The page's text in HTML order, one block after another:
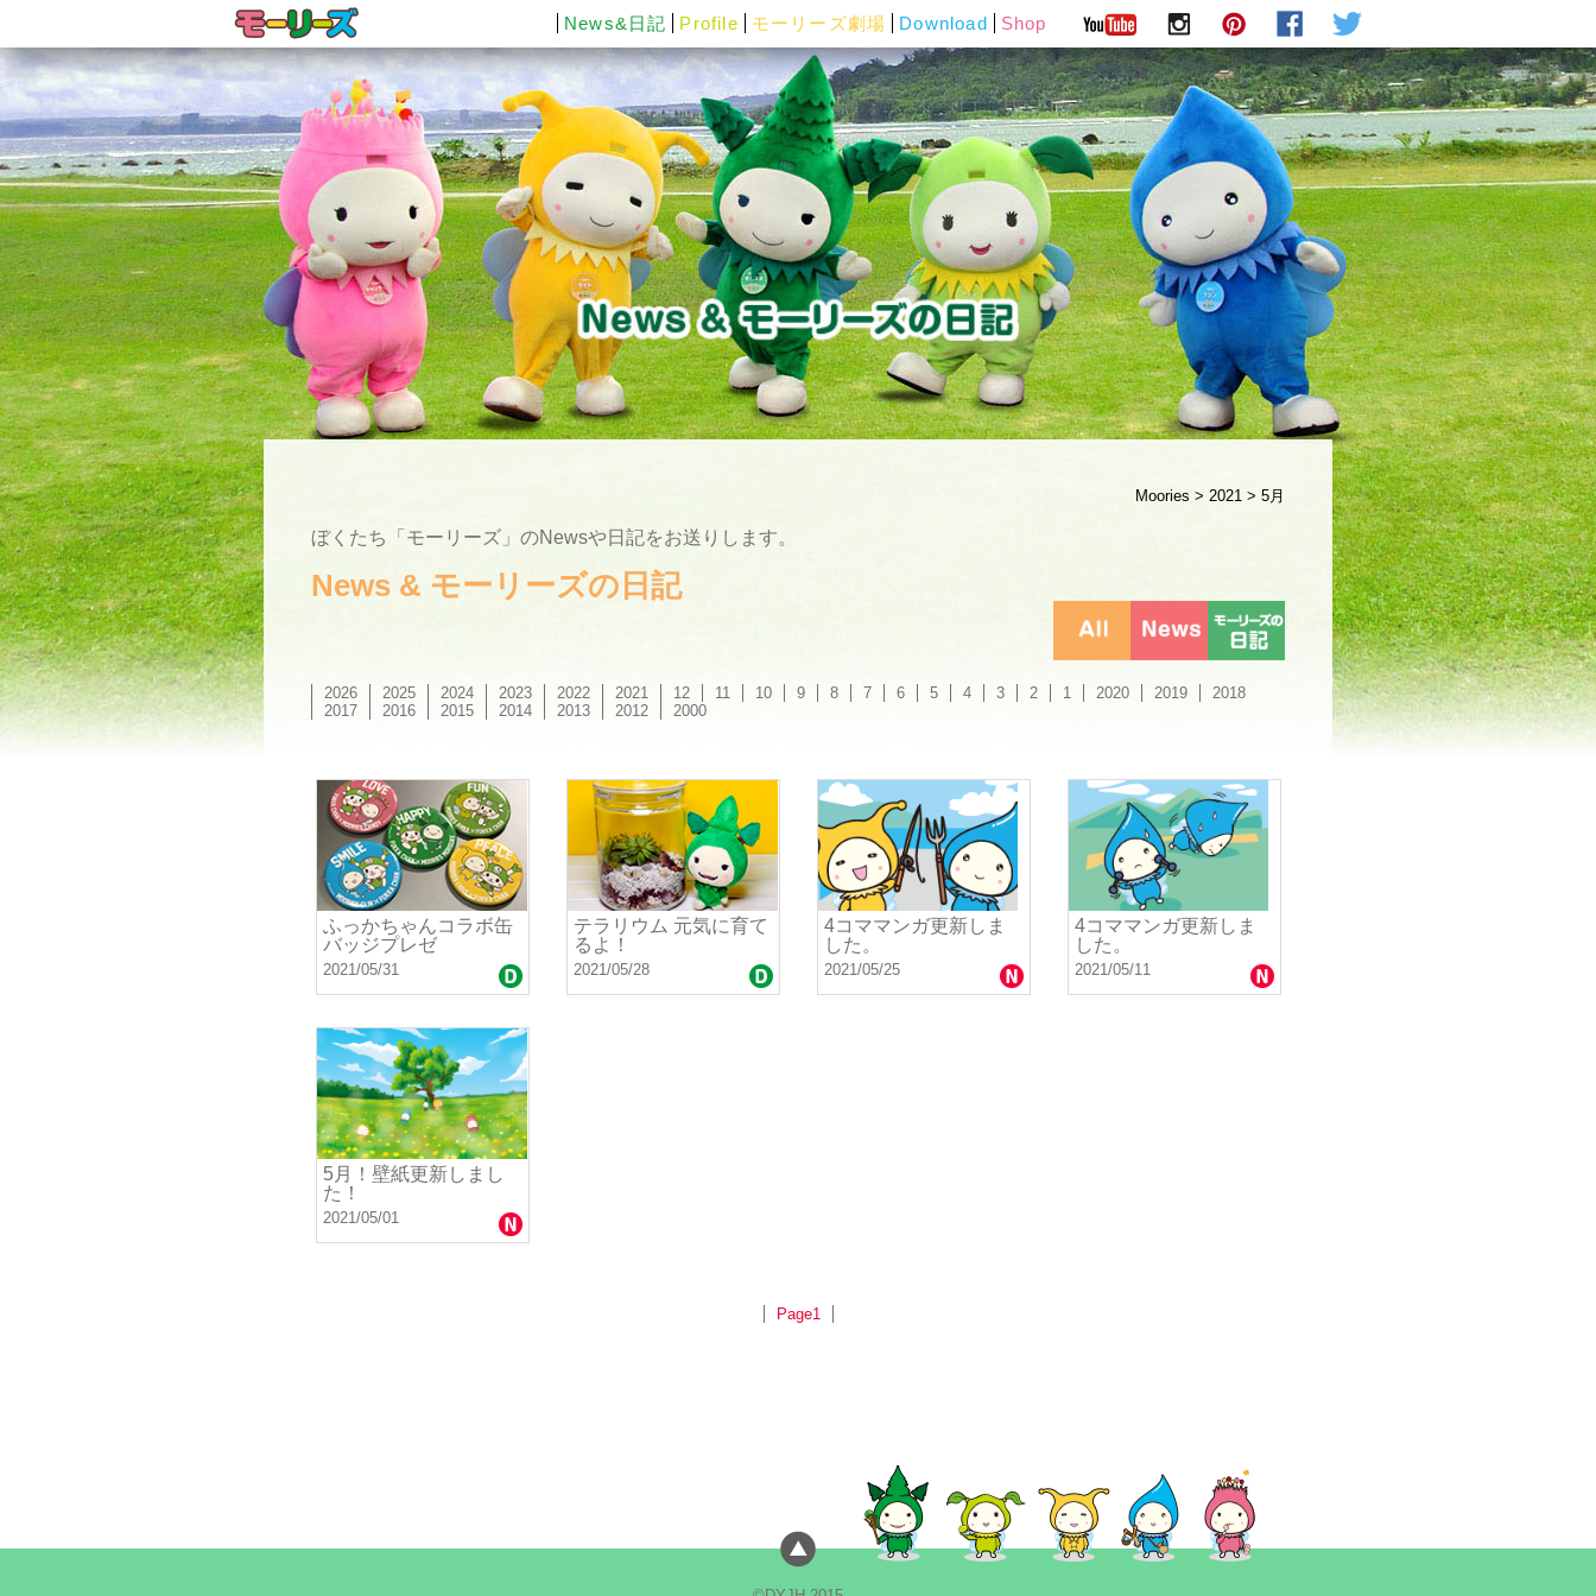
News&日記 Profile モーリーズ劇場 Download Shop
Moories > 2021 > 5月
ぼくたち「モーリーズ」のNewsや日記をお送りします。
News & モーリーズの日記
2026 2025 2024 2023 2022 2021 12 11 10 9 8 7 6 5 4 3 2 1 2020 2019
2018
2017
2016 2015 2014 2013 2012 2000
ふっかちゃんコラボ缶
バッジプレゼ
2021/05/31
テラリウム 元気に育て
るよ！
2021/05/28
4コママンガ更新しま
した。
2021/05/25
4コママンガ更新しま
した。
2021/05/11
5月！壁紙更新しまし
た！
2021/05/01
Page1